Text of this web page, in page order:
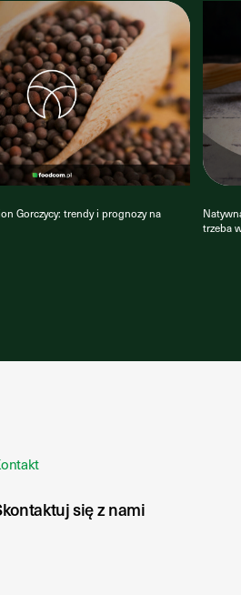
Gorczycy: trendy i prognozy na
trzeba
się z nami